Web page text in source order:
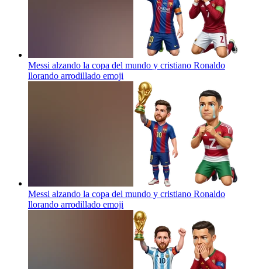
Messi alzando la copa del mundo y cristiano Ronaldo
llorando arrodillado emoji
Messi alzando la copa del mundo y cristiano Ronaldo
llorando arrodillado emoji